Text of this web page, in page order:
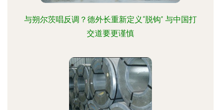
与朔尔茨唱反调？德外长重新定义“脱钩” 与中国打
交道要更谨慎